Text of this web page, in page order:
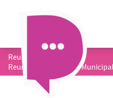
Reuniões
Reunião Geral Fórum Municipal de